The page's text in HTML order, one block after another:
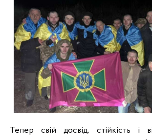
Тепер свій досвід, стійкість і